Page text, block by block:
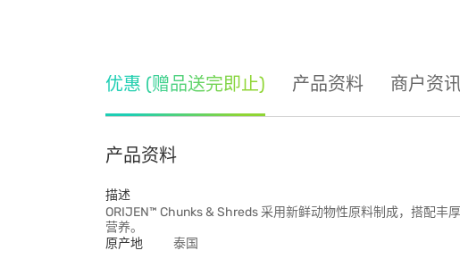
优惠 (赠品送完即止) 产品资料 商户资
产品资料
描述
ORIJEN™ Chunks & Shreds 采用新鲜动物性原料制成，搭配
营养。
原产地
泰国